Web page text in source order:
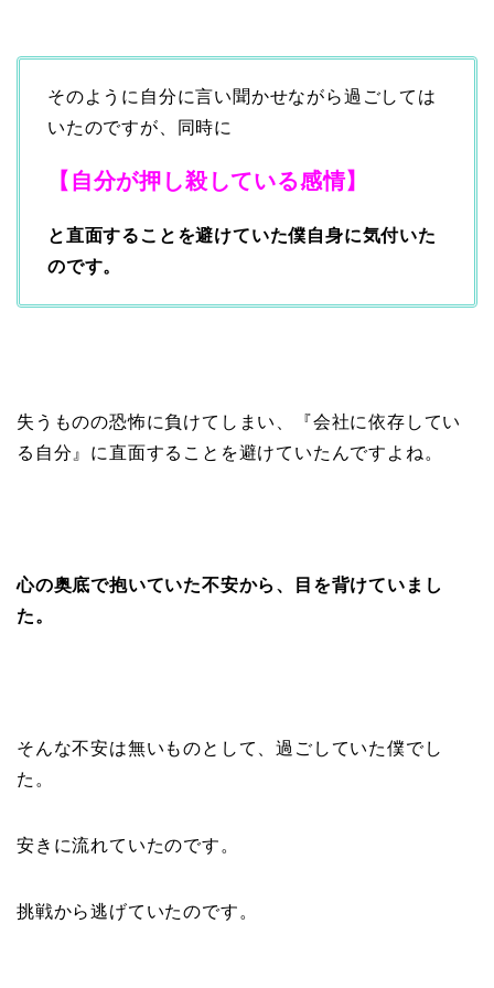
そのように自分に言い聞かせながら過ごしては
いたのですが、同時に
【自分が押し殺している感情】
と直面することを避けていた僕自身に気付いた
のです。
失うものの恐怖に負けてしまい、『会社に依存してい
る自分』に直面することを避けていたんですよね。
心の奥底で抱いていた不安から、目を背けていまし
た。
そんな不安は無いものとして、過ごしていた僕でし
た。
安きに流れていたのです。
挑戦から逃げていたのです。